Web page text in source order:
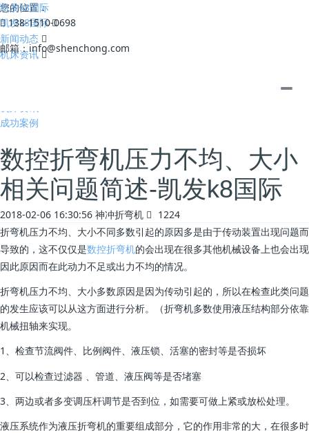
凯发k8国际
138-1510-0698
邮箱：info@shenchong.com
您的位置：
凯发k8国际
新闻动态
机床资讯
成功案例
数控折弯机压力不均、大小
相关问题简述-凯发k8国际
2018-02-06 16:30:56 神冲折弯机
1224
折弯机压力不均、大小不同多数引起的原因多是由于传动装置出现问题而
导致的，这不仅仅是数控折弯机的会出现在很多其他机械设备上也会出现
因此原因而在此动力不足或出力不均的情况。
折弯机压力不均、大小多数原因是因为传动引起的，所以在检查此类问题
的发生应该可以从这方面进行分析。（折弯机多数使用液压结构部分依靠
机械扭轴来实现。
1、检查节流阀件、比例阀件、液压锁、活塞的密封等是否损坏
2、可以检查过滤器 、管道、液压阀等是否堵塞
3、两边或者多变调压杆调节是否到位，如需要可做上紧或放松处理。
液压系统作为液压折弯机的重要组成部分，它的作用非常的大，在很多时